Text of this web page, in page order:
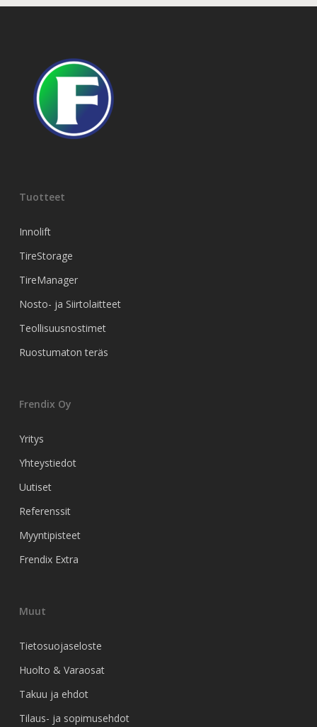
Tuotteet
Innolift
TireStorage
TireManager
Nosto- ja Siirtolaitteet
Teollisuusnostimet
Ruostumaton teräs
Frendix Oy
Yritys
Yhteystiedot
Uutiset
Referenssit
Myyntipisteet
Frendix Extra
Muut
Tietosuojaseloste
Huolto & Varaosat
Takuu ja ehdot
Tilaus- ja sopimusehdot